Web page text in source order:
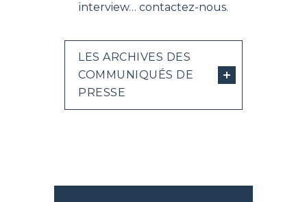
interview… contactez-nous.
LES ARCHIVES DES
COMMUNIQUÉS DE
PRESSE